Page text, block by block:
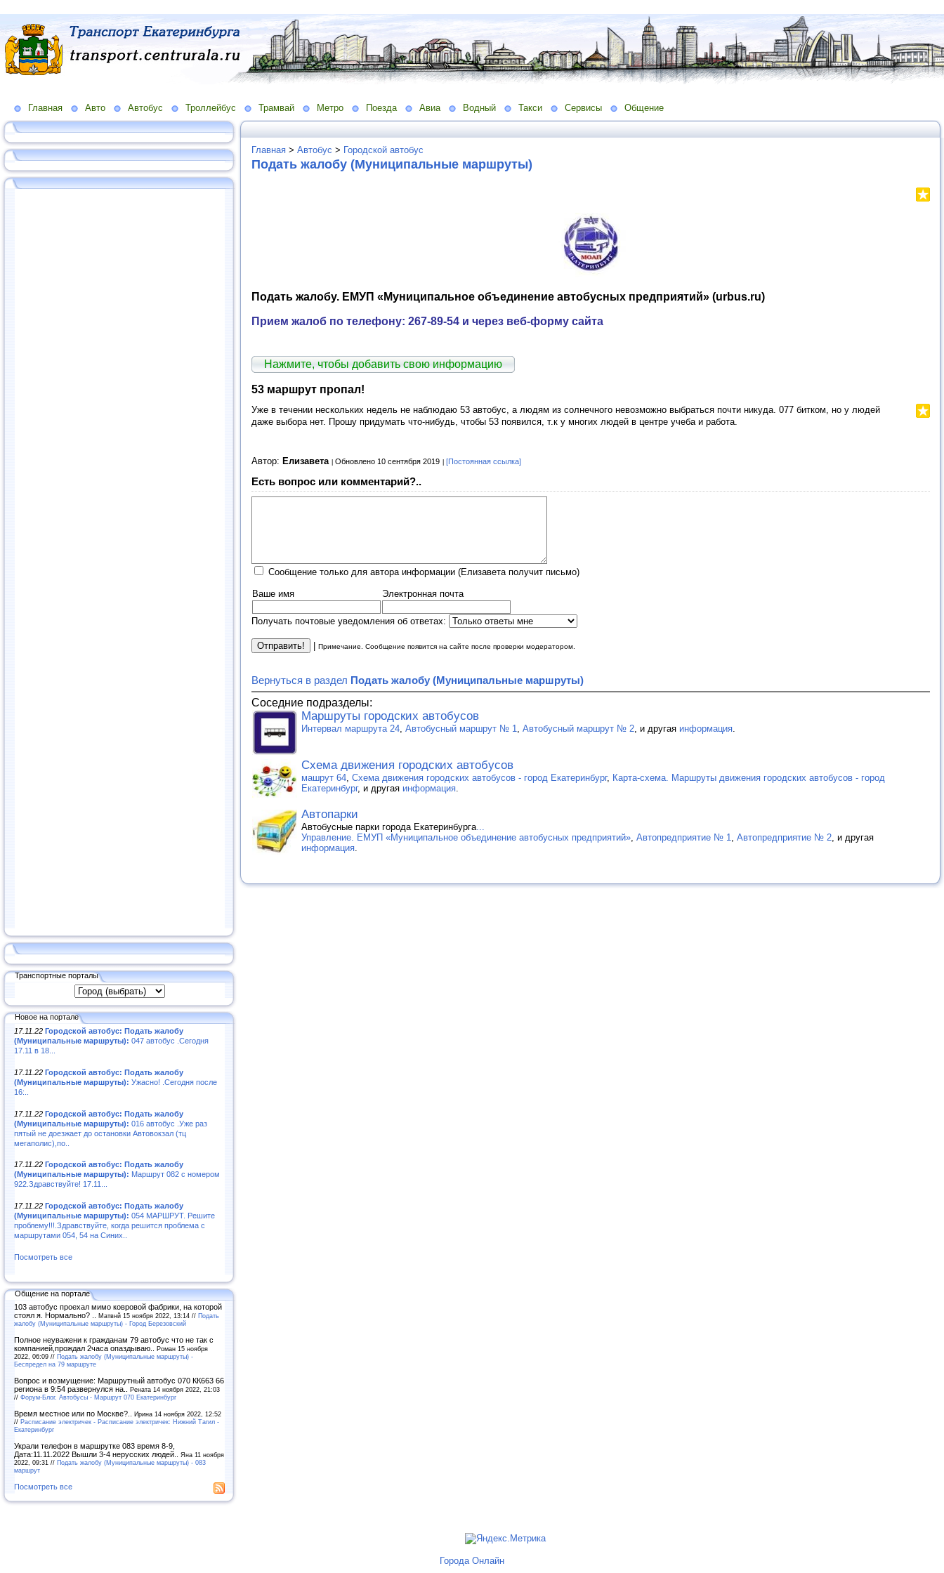
Главная Авто Автобус Троллейбус Трамвай Метро Поезда Авиа Водный Такси Сервисы Общение
Транспортные порталы
Новое на портале
17.11.22 Городской автобус: Подать жалобу
(Муниципальные маршруты): 047 автобус .Сегодня
17.11 в 18...
17.11.22 Городской автобус: Подать жалобу
(Муниципальные маршруты): Ужасно! .Сегодня после
16:..
17.11.22 Городской автобус: Подать жалобу
(Муниципальные маршруты): 016 автобус .Уже раз
пятый не доезжает до остановки Автовокзал (тц
мегаполис),по..
17.11.22 Городской автобус: Подать жалобу
(Муниципальные маршруты): Маршрут 082 с номером
922.Здравствуйте! 17.11...
17.11.22 Городской автобус: Подать жалобу
(Муниципальные маршруты): 054 МАРШРУТ. Решите
проблему!!!.Здравствуйте, когда решится проблема с
маршрутами 054, 54 на Синих..
Посмотреть все
Общение на портале
103 автобус проехал мимо ковровой фабрики, на которой
стоял я. Нормально? .. Матвнй 15 ноября 2022, 13:14 // Подать
жалобу (Муниципальные маршруты) - Город Березовский
Полное неуважени к гражданам 79 автобус что не так с
компанией,прождал 2часа опаздываю.. Роман 15 ноября
2022, 06:09 // Подать жалобу (Муниципальные маршруты) -
Беспредел на 79 маршруте
Вопрос и возмущение: Маршрутный автобус 070 КК663 66
региона в 9:54 развернулся на.. Рената 14 ноября 2022, 21:03
// Форум-Блог. Автобусы - Маршрут 070 Екатеринбург
Время местное или по Москве?.. Ирина 14 ноября 2022, 12:52
// Расписание электричек - Расписание электричек: Нижний Тагил -
Екатеринбург
Украли телефон в маршрутке 083 время 8-9,
Дата:11.11.2022 Вышли 3-4 нерусских людей.. Яна 11 ноября
2022, 09:31 // Подать жалобу (Муниципальные маршруты) - 083
маршрут
Посмотреть все
Главная > Автобус > Городской автобус
Подать жалобу (Муниципальные маршруты)
Подать жалобу. ЕМУП «Муниципальное объединение автобусных предприятий» (urbus.ru)
Прием жалоб по телефону: 267-89-54 и через веб-форму сайта
Нажмите, чтобы добавить свою информацию
53 маршрут пропал!
Уже в течении нескольких недель не наблюдаю 53 автобус, а людям из солнечного невозможно выбраться почти никуда. 077 битком, но у людей
даже выбора нет. Прошу придумать что-нибудь, чтобы 53 появился, т.к у многих людей в центре учеба и работа.
Автор: Елизавета Обновлено 10 сентября 2019 [Постоянная ссылка]
Есть вопрос или комментарий?..
Сообщение только для автора информации (Елизавета получит письмо)
Ваше имя Электронная почта
Получать почтовые уведомления об ответах:
Примечание. Сообщение появится на сайте после проверки модератором.
Вернуться в раздел Подать жалобу (Муниципальные маршруты)
Соседние подразделы:
Маршруты городских автобусов
Интервал маршрута 24, Автобусный маршрут № 1, Автобусный маршрут № 2, и другая информация.
Схема движения городских автобусов
машрут 64, Схема движения городских автобусов - город Екатеринбург, Карта-схема. Маршруты движения городских автобусов - город
Екатеринбург, и другая информация.
Автопарки
Автобусные парки города Екатеринбурга...
Управление. ЕМУП «Муниципальное объединение автобусных предприятий», Автопредприятие № 1, Автопредприятие № 2, и другая
информация.
Города Онлайн